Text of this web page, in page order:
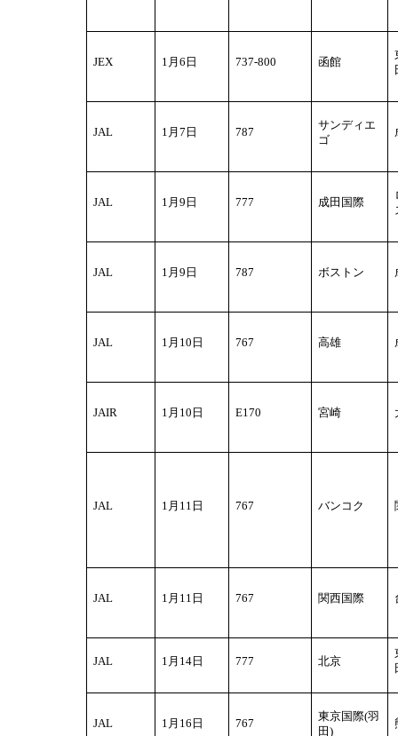
JEX 1 月6日 737-800 函館
JAL 1 月7日 787
サンディエ
ゴ
JAL 1 月9日 777 成田国際
JAL 1 月9日 787 ボストン
JAL 1 月10日 767 高雄
JAIR 1 月10日 E170 宮崎
JAL 1 月11日 767 バンコク
JAL 1 月11日 767 関西国際
JAL 1 月14日 777 北京
JAL 1 月16日 767
東京国際(羽
田)